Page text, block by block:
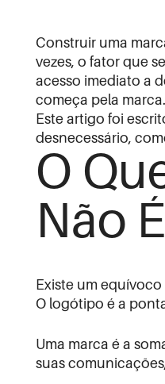
Construir uma
vezes, o fator que
acesso imediato a
começa pela marca.
Este artigo foi
desnecessário,
O
Não
Existe um
O logótipo é a
Uma marca é a
suas